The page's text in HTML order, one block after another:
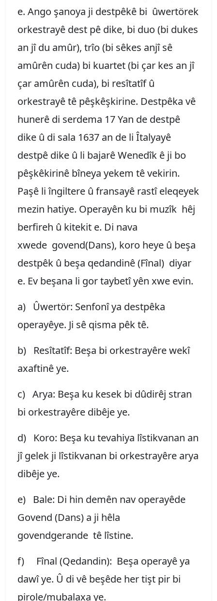
e. Ango şanoya ji destpêkê bi ûwertörek
orkestrayê dest pê dike, bi duo (bi dukes
an jî du amûr), trîo (bi sêkes anjî sê
amûrên cuda) bi kuartet (bi çar kes an jî
çar amûrên cuda), bi resîtatîf û
orkestrayê tê pêşkêşkirine. Destpêka vê
hunerê di serdema 17 Yan de destpê
dike û di sala 1637 an de li Îtalyayê
destpê dike û li bajarê Wenedîk ê ji bo
pêşkêkirinê bîneya yekem tê vekirin.
Paşê li îngiltere û fransayê rastî eleqeyek
mezin hatiye. Operayên ku bi muzîk hêj
berfireh û kitekit e. Di nava
xwede govend(Dans), koro heye û beşa
destpêk û beşa qedandinê (Fînal) diyar
e. Ev beşana li gor taybetî yên xwe evin.
a) Ûwertör: Senfonî ya destpêka
operayêye. Ji sê qisma pêk tê.
b) Resîtatîf: Beşa bi orkestrayêre wekî
axaftinê ye.
c) Arya: Beşa ku kesek bi dûdirêj stran
bi orkestrayêre dibêje ye.
d) Koro: Beşa ku tevahiya lîstikvanan an
jî gelek ji lîstikvanan bi orkestrayêre arya
dibêje ye.
e) Bale: Di hin demên nav operayêde
Govend (Dans) a ji hêla
govendgerande tê lîstine.
f) Fînal (Qedandin): Beşa operayê ya
dawî ye. Û di vê beşêde her tişt pir bi
pirole/mubalaxa ye.